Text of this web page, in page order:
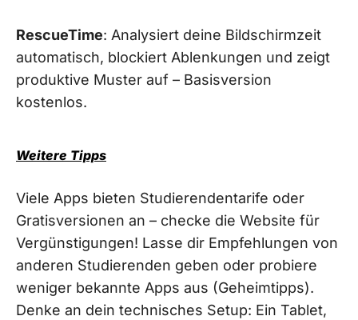
RescueTime: Analysiert deine Bildschirmzeit
automatisch, blockiert Ablenkungen und zeigt
produktive Muster auf – Basisversion
kostenlos.
Weitere Tipps
Viele Apps bieten Studierendentarife oder
Gratisversionen an – checke die Website für
Vergünstigungen! Lasse dir Empfehlungen von
anderen Studierenden geben oder probiere
weniger bekannte Apps aus (Geheimtipps).
Denke an dein technisches Setup: Ein Tablet,